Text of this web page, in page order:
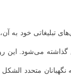
تبلیغاتی خود به آن،
گذاشته می‌شود. این
متحدد الشکل